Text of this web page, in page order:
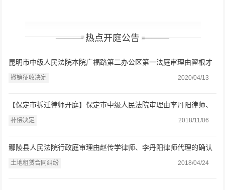
——— 热点开庭公告 ———
昆明市中级人民法院本院广福路第二办公区第一法庭审理由翟根才
律师、马律师代理的撤销征收决定一审案件一案
撤销征收决定 2020/04/13
【保定市拆迁律师开庭】保定市中级人民法院审理由李丹阳律师、
赵凤梅律师代理的补偿决定一案
补偿决定 2018/11/06
鄢陵县人民法院行政庭审理由赵传学律师、李丹阳律师代理的确认
强拆违法一案
土地租赁合同纠纷 2018/04/24